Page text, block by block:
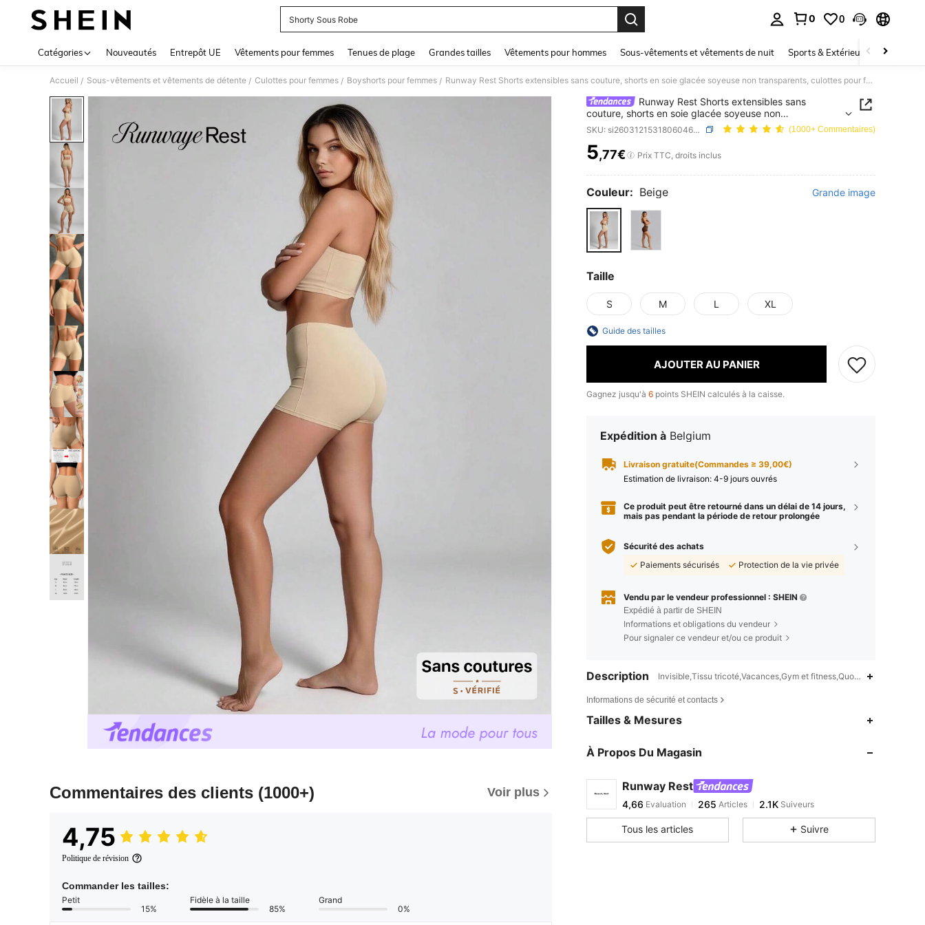
Shorty Sous Robe
0 0
Catégories Nouveautés Entrepôt UE Vêtements pour femmes Tenues de plage Grandes tailles Vêtements pour hommes Sous-vêtements et vêtements de nuit Sports & Extérieur Enfants
Accueil / Sous-vêtements et vêtements de détente / Culottes pour femmes / Boyshorts pour femmes / Runway Rest Shorts extensibles sans couture, shorts en soie glacée soyeuse non transparents, culottes pour femmes anti-frottement confortables avec ourlet anti-roulement
Commentaires des clients (1000+) Voir plus
4,75
Politique de révision
Commander les tailles:
Petit
15%
Fidèle à la taille
85%
Grand
0%
Runway Rest Shorts extensibles sans
couture, shorts en soie glacée soyeuse non
transparents, culottes pour femmes anti-frottement
confortables avec ourlet anti-roulement
SKU: si260312153180604669500 (1000+ Commentaires)
PRICE AND AVAILABILITY
5,77€ Prix TTC, droits inclus
Couleur: Beige Grande image
Taille
S M L XL
Guide des tailles
AJOUTER AU PANIER
Gagnez jusqu'à 6 points SHEIN calculés à la caisse.
Expédition à Belgium
Livraison gratuite(Commandes ≥ 39,00€)
Estimation de livraison: 4-9 jours ouvrés
Ce produit peut être retourné dans un délai de 14 jours,
mais pas pendant la période de retour prolongée
Sécurité des achats
Paiements sécurisés
Protection de la vie privée
Vendu par le vendeur professionnel : SHEIN
Expédié à partir de SHEIN
Informations et obligations du vendeur
Pour signaler ce vendeur et/ou ce produit
Description Invisible,Tissu tricoté,Vacances,Gym et
Informations de sécurité et contacts
Tailles & Mesures
À Propos Du Magasin
Runway Rest
4,66
265
4,66 Evaluation 265Articles
s***aest en train de naviguer
4,66
Tous les articles Suivre